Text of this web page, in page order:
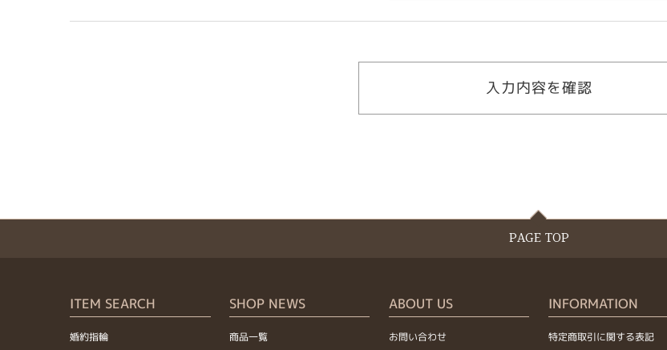
PAGE TOP
ITEM SEARCH
婚約指輪
SHOP NEWS
商品一覧
ABOUT US
お問い合わせ
INFORMATION
特定商取引に関する表記